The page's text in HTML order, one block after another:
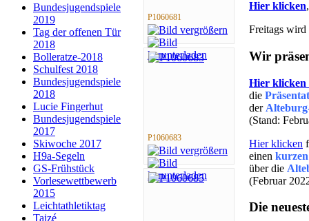
Bundesjugendspiele
2019
Tag der offenen Tür
2018
Bolleratze-2018
Schulfest 2018
Bundesjugendspiele
2018
Lucie Fingerhut
Bundesjugendspiele
2017
Skiwoche 2017
H9a-Segeln
GS-Frühstück
Vorlesewettbewerb
2015
Leichtathletiktag
Taizé
P1060681
P1060683
Hier klicken
Freitags wird
Wir
Hier klicken
die
der
(Stand:
Hier klicken
einen
über die
(Februar
Die